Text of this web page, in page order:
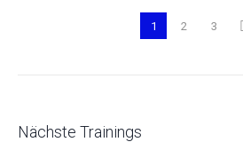
1 2 3
Nächste Trainings